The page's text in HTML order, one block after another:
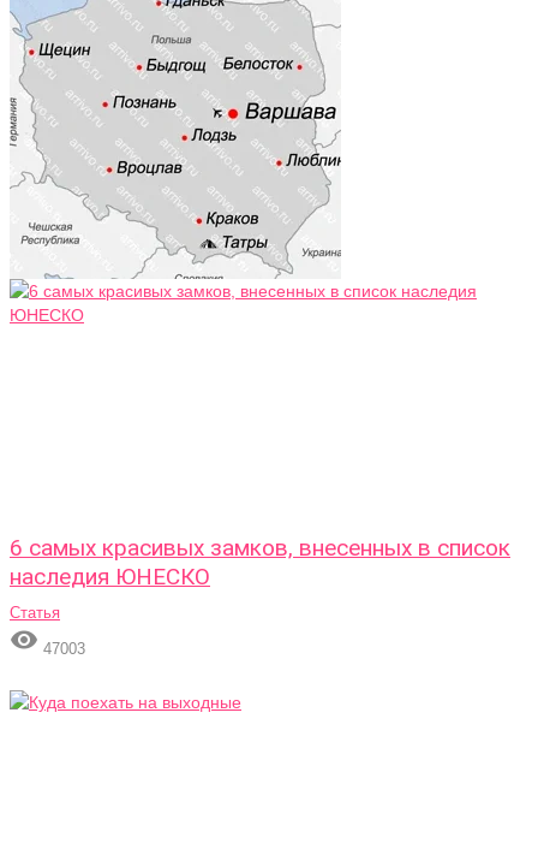
6 самых красивых замков, внесенных в список
наследия ЮНЕСКО
Статья
 47003